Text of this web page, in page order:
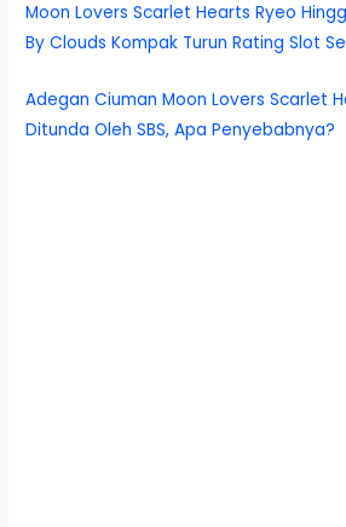
Moon Lovers Scarlet Hearts Ryeo
By Clouds Kompak Turun Rating Slot
Adegan Ciuman Moon Lovers Scarlet
Ditunda Oleh SBS, Apa Penyebabnya?